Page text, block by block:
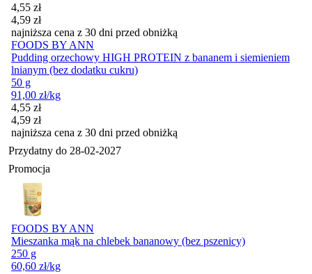
Cena promocyjna
4,55 zł
4,59 zł
najniższa cena z 30 dni przed obniżką
FOODS BY ANN
Pudding orzechowy HIGH PROTEIN z bananem i siemieniem
lnianym (bez dodatku cukru)
50 g
91,00 zł/kg
Cena promocyjna
4,55 zł
4,59 zł
najniższa cena z 30 dni przed obniżką
Przydatny do 28-02-2027
Promocja
FOODS BY ANN
Mieszanka mąk na chlebek bananowy (bez pszenicy)
250 g
60,60 zł/kg